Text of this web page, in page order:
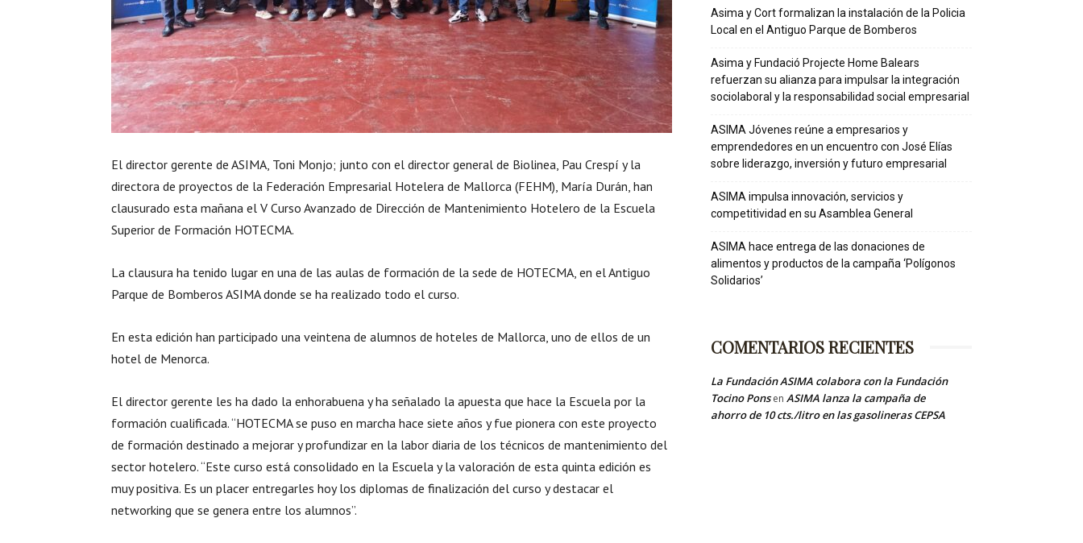
El director gerente de ASIMA, Toni Monjo; junto con el director general de Biolinea, Pau Crespí y la
directora de proyectos de la Federación Empresarial Hotelera de Mallorca (FEHM), María Durán, han
clausurado esta mañana el V Curso Avanzado de Dirección de Mantenimiento Hotelero de la Escuela
Superior de Formación HOTECMA.
La clausura ha tenido lugar en una de las aulas de formación de la sede de HOTECMA, en el Antiguo
Parque de Bomberos ASIMA donde se ha realizado todo el curso.
En esta edición han participado una veintena de alumnos de hoteles de Mallorca, uno de ellos de un
hotel de Menorca.
El director gerente les ha dado la enhorabuena y ha señalado la apuesta que hace la Escuela por la
formación cualificada. “HOTECMA se puso en marcha hace siete años y fue pionera con este proyecto
de formación destinado a mejorar y profundizar en la labor diaria de los técnicos de mantenimiento del
sector hotelero. “Este curso está consolidado en la Escuela y la valoración de esta quinta edición es
muy positiva. Es un placer entregarles hoy los diplomas de finalización del curso y destacar el
networking que se genera entre los alumnos”.
Asima y Cort formalizan la instalación de la Policia
Local en el Antiguo Parque de Bomberos
Asima y Fundació Projecte Home Balears
refuerzan su alianza para impulsar la integración
sociolaboral y la responsabilidad social empresarial
ASIMA Jóvenes reúne a empresarios y
emprendedores en un encuentro con José Elías
sobre liderazgo, inversión y futuro empresarial
ASIMA impulsa innovación, servicios y
competitividad en su Asamblea General
ASIMA hace entrega de las donaciones de
alimentos y productos de la campaña ‘Polígonos
Solidarios’
COMENTARIOS RECIENTES
La Fundación ASIMA colabora con la Fundación
Tocino Ponsen ASIMA lanza la campaña de
ahorro de 10 cts./litro en las gasolineras CEPSA